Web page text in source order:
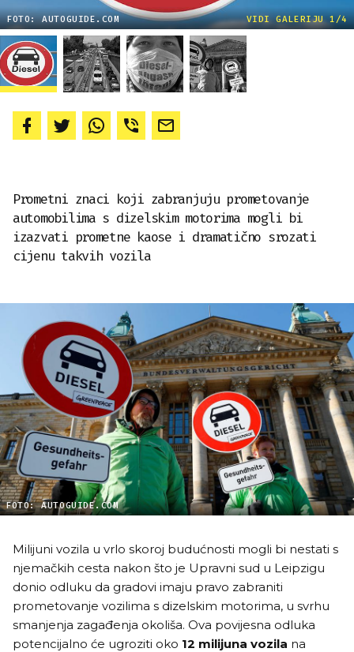
FOTO: AUTOGUIDE.COM VIDI GALERIJU 1/4
Prometni znaci koji zabranjuju prometovanje
automobilima s dizelskim motorima mogli bi
izazvati prometne kaose i dramatično srozati
cijenu takvih vozila
FOTO: AUTOGUIDE.COM
Milijuni vozila u vrlo skoroj budućnosti mogli bi nestati s
njemačkih cesta nakon što je Upravni sud u Leipzigu
donio odluku da gradovi imaju pravo zabraniti
prometovanje vozilima s dizelskim motorima, u svrhu
smanjenja zagađenja okoliša. Ova povijesna odluka
potencijalno će ugroziti oko 12 milijuna vozila na